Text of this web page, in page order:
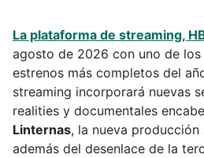
La plataforma de streaming,
agosto de 2026 con uno de
estrenos más completos del
streaming incorporará nuevas
realities y documentales
Linternas, la nueva producción
además del desenlace de la